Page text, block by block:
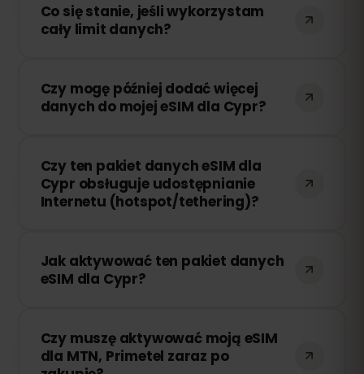
Co się stanie, jeśli wykorzystam
cały limit danych?
połączenie zostanie przerwane. Możesz
łatwo doładować swoją eSIM przez
Czy mogę później dodać więcej
danych do mojej eSIM dla Cypr?
dowolnym momencie bez konieczności
ponownej instalacji eSIM. Wystarczy
zalogować się na swoje konto i wybrać
Czy ten pakiet danych eSIM dla
Cypr obsługuje udostępnianie
Internetu (hotspot/tethering)?
połączenie internetowe innym
urządzeniom za pomocą hotspotu lub
lokalnego operatora sieci.
Jak aktywować ten pakiet danych
eSIM dla Cypr?
z kodem QR. Wystarczy zeskanować go
w ustawieniach eSIM swojego
Czy muszę aktywować moją eSIM
dla MTN, Primetel zaraz po